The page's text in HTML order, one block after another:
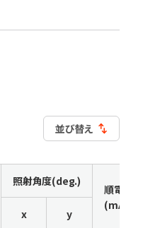
並び替え
照射角度(deg.)
順電流
(mA)
x y